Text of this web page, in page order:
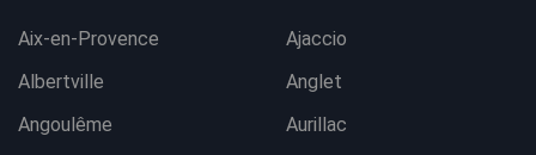
Aix-en-Provence
Ajaccio
Albertville
Anglet
Angoulême
Aurillac